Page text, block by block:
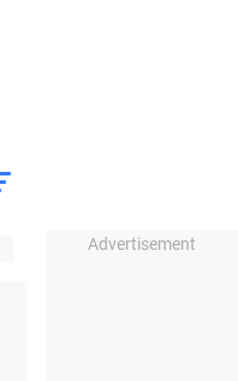
Advertisement